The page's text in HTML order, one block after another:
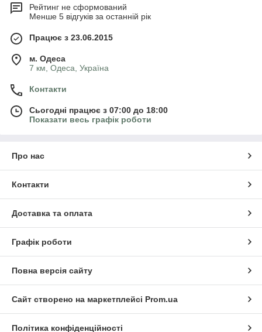
Рейтинг не сформований
Менше 5 відгуків за останній рік
Працює з 23.06.2015
м. Одеса
7 км, Одеса, Україна
Контакти
Сьогодні працює з 07:00 до 18:00
Показати весь графік роботи
Про нас
Контакти
Доставка та оплата
Графік роботи
Повна версія сайту
Сайт створено на маркетплейсі Prom.ua
Політика конфіденційності